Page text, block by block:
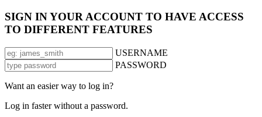
SIGN IN YOUR ACCOUNT TO HAVE ACCESS
TO DIFFERENT FEATURES
USERNAME
PASSWORD
Want an easier way to log in?
Log in faster without a password.